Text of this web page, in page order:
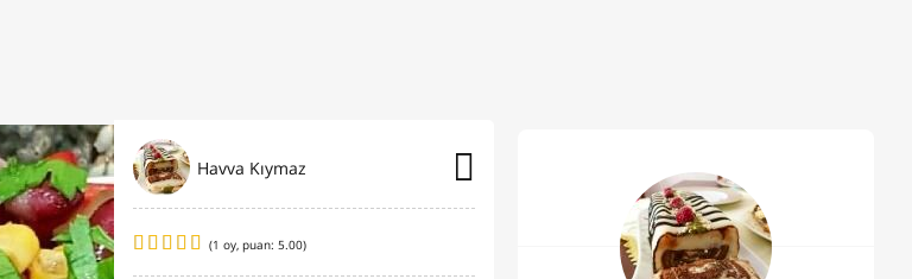
Havva Kıymaz
(1 oy, puan: 5.00)